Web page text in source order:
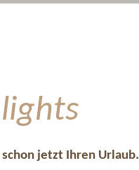
jetzt Ihren Urlaub.